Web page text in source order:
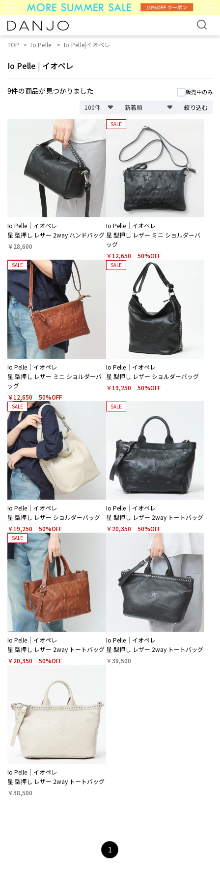
TOP Io Pelle Io Pelle|イオペレ
Io Pelle | イオペレ
9件の商品が見つかりました 販売中のみ
絞り込む
Io Pelle
イオペレ
星 型押し レザー 2way ハンドバッグ
￥28,600
SALE
Io Pelle
イオペレ
星 型押し レザー ミニ ショルダーバ
ッグ
￥12,650
50%OFF
SALE
Io Pelle
イオペレ
星 型押し レザー ミニ ショルダーバ
ッグ
￥12,650
50%OFF
SALE
Io Pelle
イオペレ
星 型押し レザー ショルダーバッグ
￥19,250
50%OFF
SALE
Io Pelle
イオペレ
星 型押し レザー ショルダーバッグ
￥19,250
50%OFF
SALE
Io Pelle
イオペレ
星 型押し レザー 2way トートバッグ
￥20,350
50%OFF
SALE
Io Pelle
イオペレ
星 型押し レザー 2way トートバッグ
￥20,350
50%OFF
Io Pelle
イオペレ
星 型押し レザー 2way トートバッグ
￥38,500
Io Pelle
イオペレ
星 型押し レザー 2way トートバッグ
￥38,500
1